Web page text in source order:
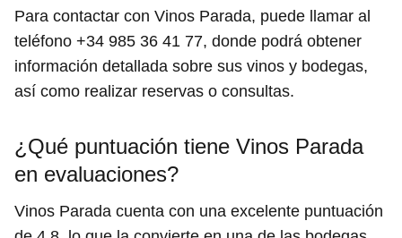
Para contactar con Vinos Parada, puede llamar al
teléfono +34 985 36 41 77, donde podrá obtener
información detallada sobre sus vinos y bodegas,
así como realizar reservas o consultas.
¿Qué puntuación tiene Vinos Parada
en evaluaciones?
Vinos Parada cuenta con una excelente puntuación